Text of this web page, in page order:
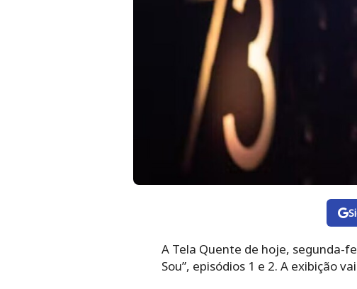
A Tela Quente de hoje, segunda-
Sou”, episódios 1 e 2. A exibição